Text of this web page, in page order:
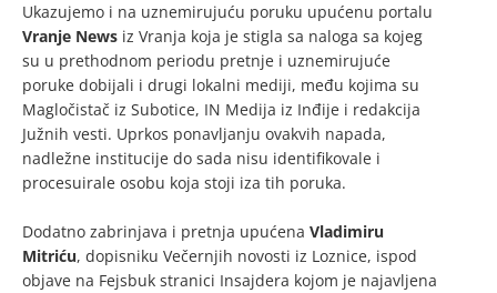
Ukazujemo i na uznemirujuću poruku upućenu portalu
Vranje News iz Vranja koja je stigla sa naloga sa kojeg
su u prethodnom periodu pretnje i uznemirujuće
poruke dobijali i drugi lokalni mediji, među kojima su
Magločistač iz Subotice, IN Medija iz Inđije i redakcija
Južnih vesti. Uprkos ponavljanju ovakvih napada,
nadležne institucije do sada nisu identifikovale i
procesuirale osobu koja stoji iza tih poruka.
Dodatno zabrinjava i pretnja upućena Vladimiru
Mitriću, dopisniku Večernjih novosti iz Loznice, ispod
objave na Fejsbuk stranici Insajdera kojom je najavljena